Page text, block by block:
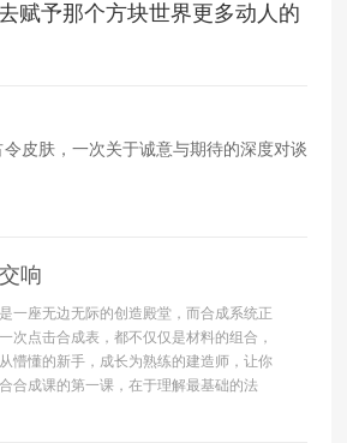
赋予那个方块世界更多动人的
令皮肤，一次关于诚意与期待的深度对谈
响
一座无边无际的创造殿堂，而合成系统正
次点击合成表，都不仅仅是材料的组合，
懵懂的新手，成长为熟练的建造师，让你
合成课的第一课，在于理解最基础的法